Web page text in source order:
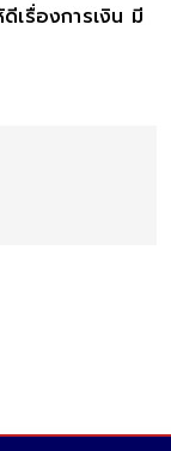
เรื่องการเงิน มี